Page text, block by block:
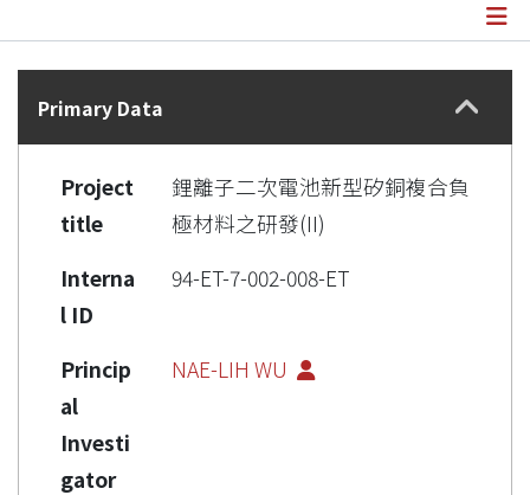
Statistics
Details
Primary Data
Project
title
鋰離子二次電池新型矽銅複合負
極材料之研發(II)
Interna
l ID
94-ET-7-002-008-ET
Princip
al
Investi
gator
NAE-LIH WU